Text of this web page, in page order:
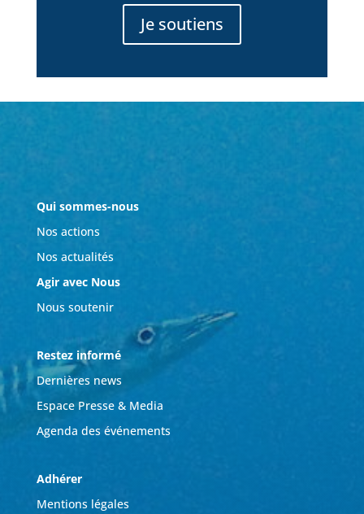
Je soutiens
Qui sommes-nous
Nos actions
Nos actualités
Agir avec Nous
Nous soutenir
Restez informé
Dernières news
Espace Presse & Media
Agenda des événements
Adhérer
Mentions légales